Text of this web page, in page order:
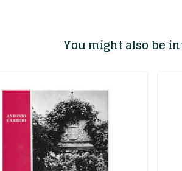
You might also be